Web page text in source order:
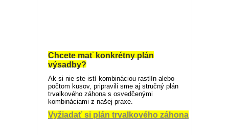
Chcete mať konkrétny plán
výsadby?
Ak si nie ste istí kombináciou rastlín alebo
počtom kusov, pripravili sme aj stručný plán
trvalkového záhona s osvedčenými
kombináciami z našej praxe.
Vyžiadať si plán trvalkového záhona